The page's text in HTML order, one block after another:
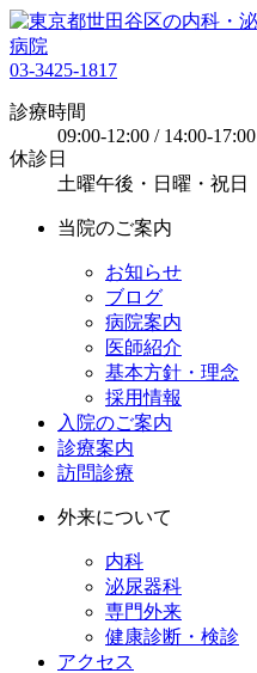
03-3425-1817
診療時間
09:00-12:00 / 14:00-17:00
休診日
土曜午後・日曜・祝日
当院のご案内
お知らせ
ブログ
病院案内
医師紹介
基本方針・理念
採用情報
入院のご案内
診療案内
訪問診療
外来について
内科
泌尿器科
専門外来
健康診断・検診
アクセス